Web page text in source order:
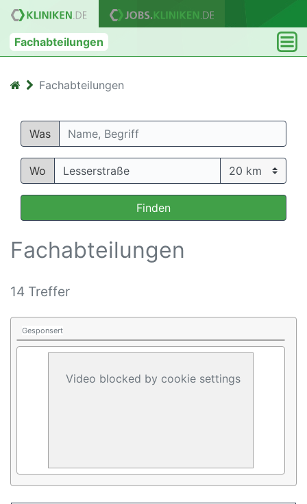
Fachabteilungen
Fachabteilungen
Was
Wo
Finden
Fachabteilungen
14 Treffer
Gesponsert
Video blocked by cookie settings